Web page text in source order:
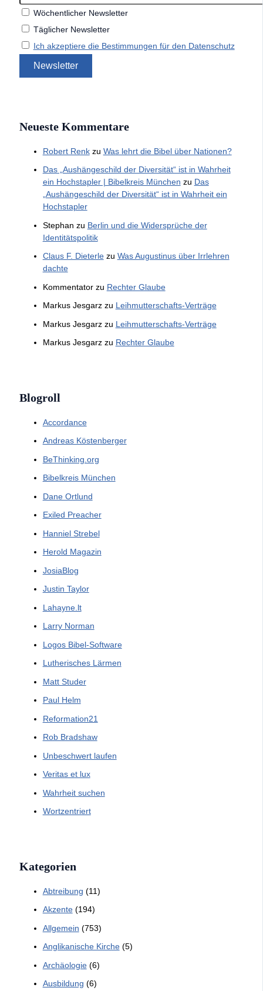
Wöchentlicher Newsletter
Täglicher Newsletter
Ich akzeptiere die Bestimmungen für den Datenschutz
Neueste Kommentare
Robert Renkzu Was lehrt die Bibel über Nationen?
Das „Aushängeschild der Diversität“ ist in Wahrheit
ein Hochstapler | Bibelkreis München zu Das
„Aushängeschild der Diversität“ ist in Wahrheit ein
Hochstapler
Stephan zu Berlin und die Widersprüche der
Identitätspolitik
Claus F. Dieterlezu Was Augustinus über Irrlehren
dachte
Kommentatorzu Rechter Glaube
Markus Jesgarzzu Leihmutterschafts-Verträge
Markus Jesgarzzu Leihmutterschafts-Verträge
Markus Jesgarzzu Rechter Glaube
Blogroll
Accordance
Andreas Köstenberger
BeThinking.org
Bibelkreis München
Dane Ortlund
Exiled Preacher
Hanniel Strebel
Herold Magazin
JosiaBlog
Justin Taylor
Lahayne.lt
Larry Norman
Logos Bibel-Software
Lutherisches Lärmen
Matt Studer
Paul Helm
Reformation21
Rob Bradshaw
Unbeschwert laufen
Veritas et lux
Wahrheit suchen
Wortzentriert
Kategorien
Abtreibung (11)
Akzente(194)
Allgemein (753)
Anglikanische Kirche(5)
Archäologie(6)
Ausbildung (6)